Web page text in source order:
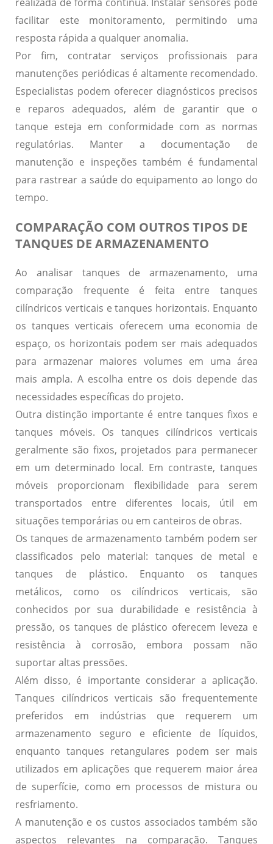
realizada de forma contínua. Instalar sensores pode
facilitar este monitoramento, permitindo uma
resposta rápida a qualquer anomalia.
Por fim, contratar serviços profissionais para
manutenções periódicas é altamente recomendado.
Especialistas podem oferecer diagnósticos precisos
e reparos adequados, além de garantir que o
tanque esteja em conformidade com as normas
regulatórias. Manter a documentação de
manutenção e inspeções também é fundamental
para rastrear a saúde do equipamento ao longo do
tempo.
COMPARAÇÃO COM OUTROS TIPOS DE
TANQUES DE ARMAZENAMENTO
Ao analisar tanques de armazenamento, uma
comparação frequente é feita entre tanques
cilíndricos verticais e tanques horizontais. Enquanto
os tanques verticais oferecem uma economia de
espaço, os horizontais podem ser mais adequados
para armazenar maiores volumes em uma área
mais ampla. A escolha entre os dois depende das
necessidades específicas do projeto.
Outra distinção importante é entre tanques fixos e
tanques móveis. Os tanques cilíndricos verticais
geralmente são fixos, projetados para permanecer
em um determinado local. Em contraste, tanques
móveis proporcionam flexibilidade para serem
transportados entre diferentes locais, útil em
situações temporárias ou em canteiros de obras.
Os tanques de armazenamento também podem ser
classificados pelo material: tanques de metal e
tanques de plástico. Enquanto os tanques
metálicos, como os cilíndricos verticais, são
conhecidos por sua durabilidade e resistência à
pressão, os tanques de plástico oferecem leveza e
resistência à corrosão, embora possam não
suportar altas pressões.
Além disso, é importante considerar a aplicação.
Tanques cilíndricos verticais são frequentemente
preferidos em indústrias que requerem um
armazenamento seguro e eficiente de líquidos,
enquanto tanques retangulares podem ser mais
utilizados em aplicações que requerem maior área
de superfície, como em processos de mistura ou
resfriamento.
A manutenção e os custos associados também são
aspectos relevantes na comparação. Tanques